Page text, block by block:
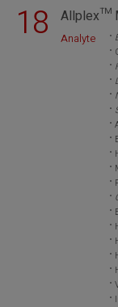
18 Allplex™
Analyte